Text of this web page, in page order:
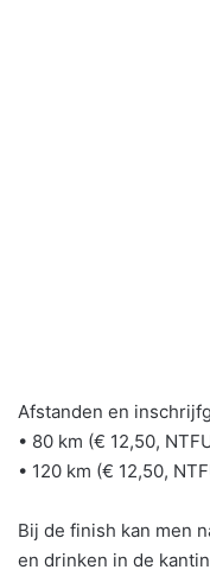
Afstanden en
• 80 km (€ 12,50,
• 120 km (€ 12,50,
Bij de finish kan men
en drinken in de